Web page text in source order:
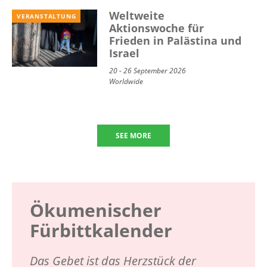
VERANSTALTUNG
Weltweite
Aktionswoche für
Frieden in Palästina und
Israel
20 - 26 September 2026
Worldwide
SEE MORE
Ökumenischer
Fürbittkalender
Das Gebet ist das Herzstück der